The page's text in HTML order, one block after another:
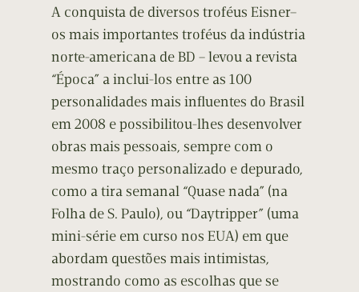
A conquista de diversos troféus Eisner–
os mais importantes troféus da indústria
norte-americana de BD – levou a revista
“Época” a inclui-los entre as 100
personalidades mais influentes do Brasil
em 2008 e possibilitou-lhes desenvolver
obras mais pessoais, sempre com o
mesmo traço personalizado e depurado,
como a tira semanal “Quase nada” (na
Folha de S. Paulo), ou “Daytripper” (uma
mini-série em curso nos EUA) em que
abordam questões mais intimistas,
mostrando como as escolhas que se